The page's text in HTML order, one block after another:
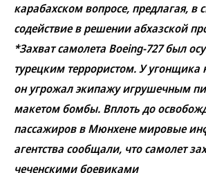
карабахском вопросе, предлагая, в
содействие в решении абхазской
*Захват самолета Boeing-727 был
турецким террористом. У угонщика
он угрожал экипажу игрушечным
макетом бомбы. Вплоть до
пассажиров в Мюнхене мировые
агентства сообщали, что самолет
чеченскими боевиками